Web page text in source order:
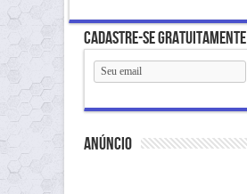
Cadastre-se gratuitamente
anúncio